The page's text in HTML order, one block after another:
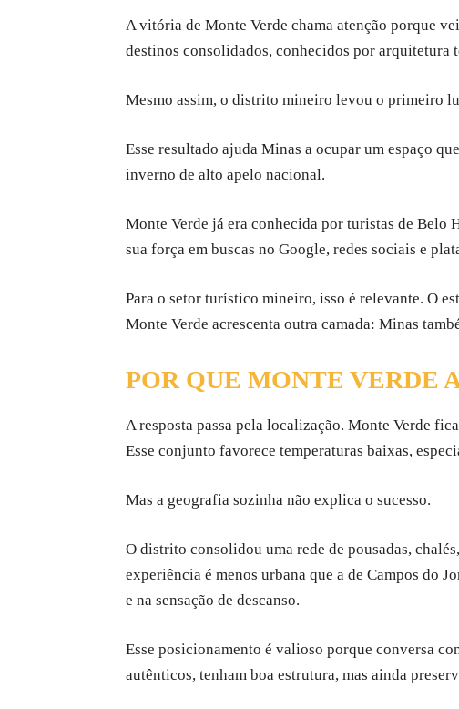
A vitória de Monte Verde chama atenção porque
destinos consolidados, conhecidos por arquitetura
Mesmo assim, o distrito mineiro levou o primeiro
Esse resultado ajuda Minas a ocupar um espaço
inverno de alto apelo nacional.
Monte Verde já era conhecida por turistas de Belo
sua força em buscas no Google, redes sociais e
Para o setor turístico mineiro, isso é relevante. O
Monte Verde acrescenta outra camada: Minas
POR QUE MONTE VERDE
A resposta passa pela localização. Monte Verde
Esse conjunto favorece temperaturas baixas,
Mas a geografia sozinha não explica o sucesso.
O distrito consolidou uma rede de pousadas,
experiência é menos urbana que a de Campos do
e na sensação de descanso.
Esse posicionamento é valioso porque conversa
autênticos, tenham boa estrutura, mas ainda